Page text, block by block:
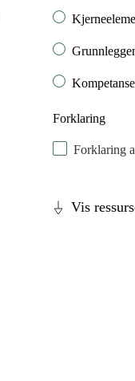
Forklaring
Forklaring
Vis